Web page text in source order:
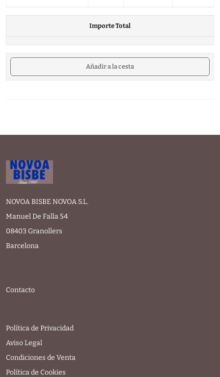
Importe Total
Añadir a la cesta
NOVOA BISBE NOVOA S.L.
Manuel De Falla 54
08403 Granollers
Barcelona
Contacto
Política de Privacidad
Aviso Legal
Condiciones de Venta
Política de Cookies